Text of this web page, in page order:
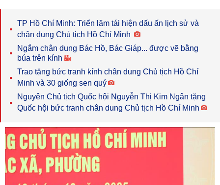
TP Hồ Chí Minh: Triển lãm tái hiện dấu ấn lịch sử và
chân dung Chủ tịch Hồ Chí Minh
Ngắm chân dung Bác Hồ, Bác Giáp... được vẽ bằng
búa trên kính
Trao tặng bức tranh kính chân dung Chủ tịch Hồ Chí
Minh và 30 giống sen quý
Nguyên Chủ tịch Quốc hội Nguyễn Thị Kim Ngân tặng
Quốc hội bức tranh chân dung Chủ tịch Hồ Chí Minh